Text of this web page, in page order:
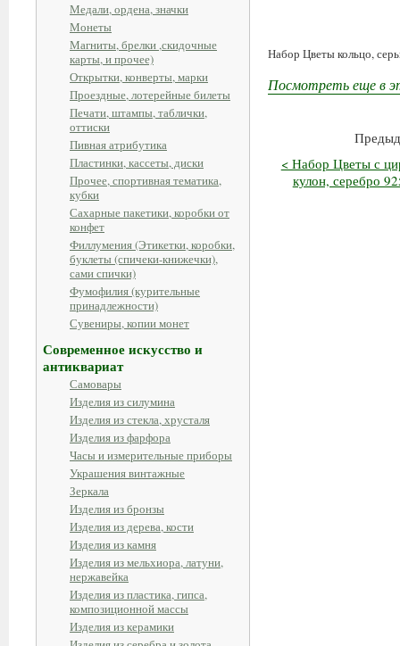
Медали, ордена, значки
Монеты
Магниты, брелки ,скидочные
карты, и прочее)
Открытки, конверты, марки
Проездные, лотерейные билеты
Печати, штампы, таблички,
оттиски
Пивная атрибутика
Пластинки, кассеты, диски
Прочее, спортивная тематика,
кубки
Сахарные пакетики, коробки от
конфет
Филлумения (Этикетки, коробки,
буклеты (спичеки-книжечки),
сами спички)
Фумофилия (курительные
принадлежности)
Сувениры, копии монет
Современное искусство и
антиквариат
Самовары
Изделия из силумина
Изделия из стекла, хрусталя
Изделия из фарфора
Часы и измерительные приборы
Украшения винтажные
Зеркала
Изделия из бронзы
Изделия из дерева, кости
Изделия из камня
Изделия из мельхиора, латуни,
нержавейка
Изделия из пластика, гипса,
композиционной массы
Изделия из керамики
Набор Цветы кольцо,
Посмотреть еще в
< Набор Цветы с
кулон, серебро